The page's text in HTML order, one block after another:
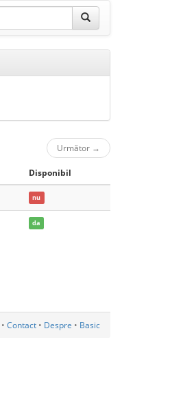
Următor →
Disponibil
nu
da
• Contact • Despre • Basic